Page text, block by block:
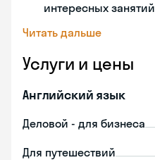
интересных занятий
Читать дальше
Услуги и цены
Английский язык
Деловой - для бизнеса
Для путешествий